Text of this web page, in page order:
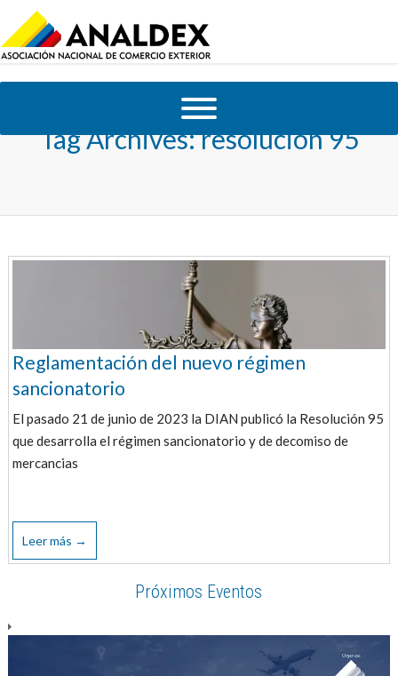
Tag Archives:resolución 95
Reglamentación del nuevo régimen
sancionatorio
El pasado 21 de junio de 2023 la DIAN publicó la Resolución 95
que desarrolla el régimen sancionatorio y de decomiso de
mercancias
Leer más →
Próximos Eventos